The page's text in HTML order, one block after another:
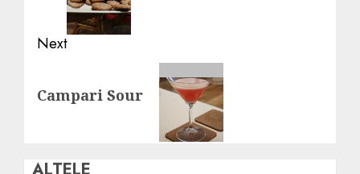
Next
post:
Campari Sour